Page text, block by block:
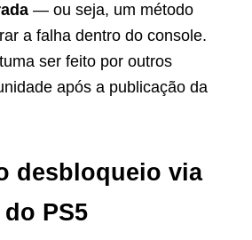
— ou seja, um método
a falha dentro do console.
ser feito por outros
após a publicação da
desbloqueio via
PS5